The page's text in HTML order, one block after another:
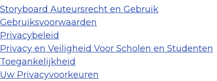
Storyboard Auteursrecht en Gebruik
Gebruiksvoorwaarden
Privacybeleid
Privacy en Veiligheid Voor Scholen en Studenten
Toegankelijkheid
Uw Privacyvoorkeuren